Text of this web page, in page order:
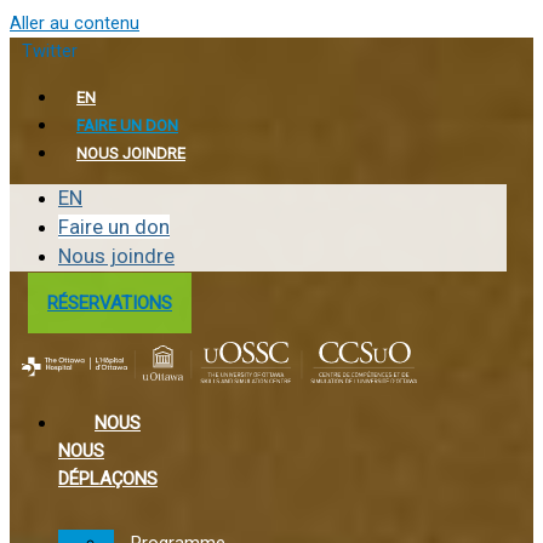
Aller au contenu
Twitter
EN
FAIRE UN DON
NOUS JOINDRE
EN
Faire un don
Nous joindre
RÉSERVATIONS
NOUS
NOUS
DÉPLAÇONS